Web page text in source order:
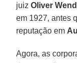
juizOliver
em 1927, antes
reputação em
Agora, as